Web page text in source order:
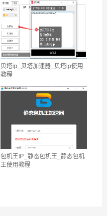
贝塔ip_贝塔加速器_贝塔ip使用
教程
包机王IP_静态包机王_静态包机
王使用教程